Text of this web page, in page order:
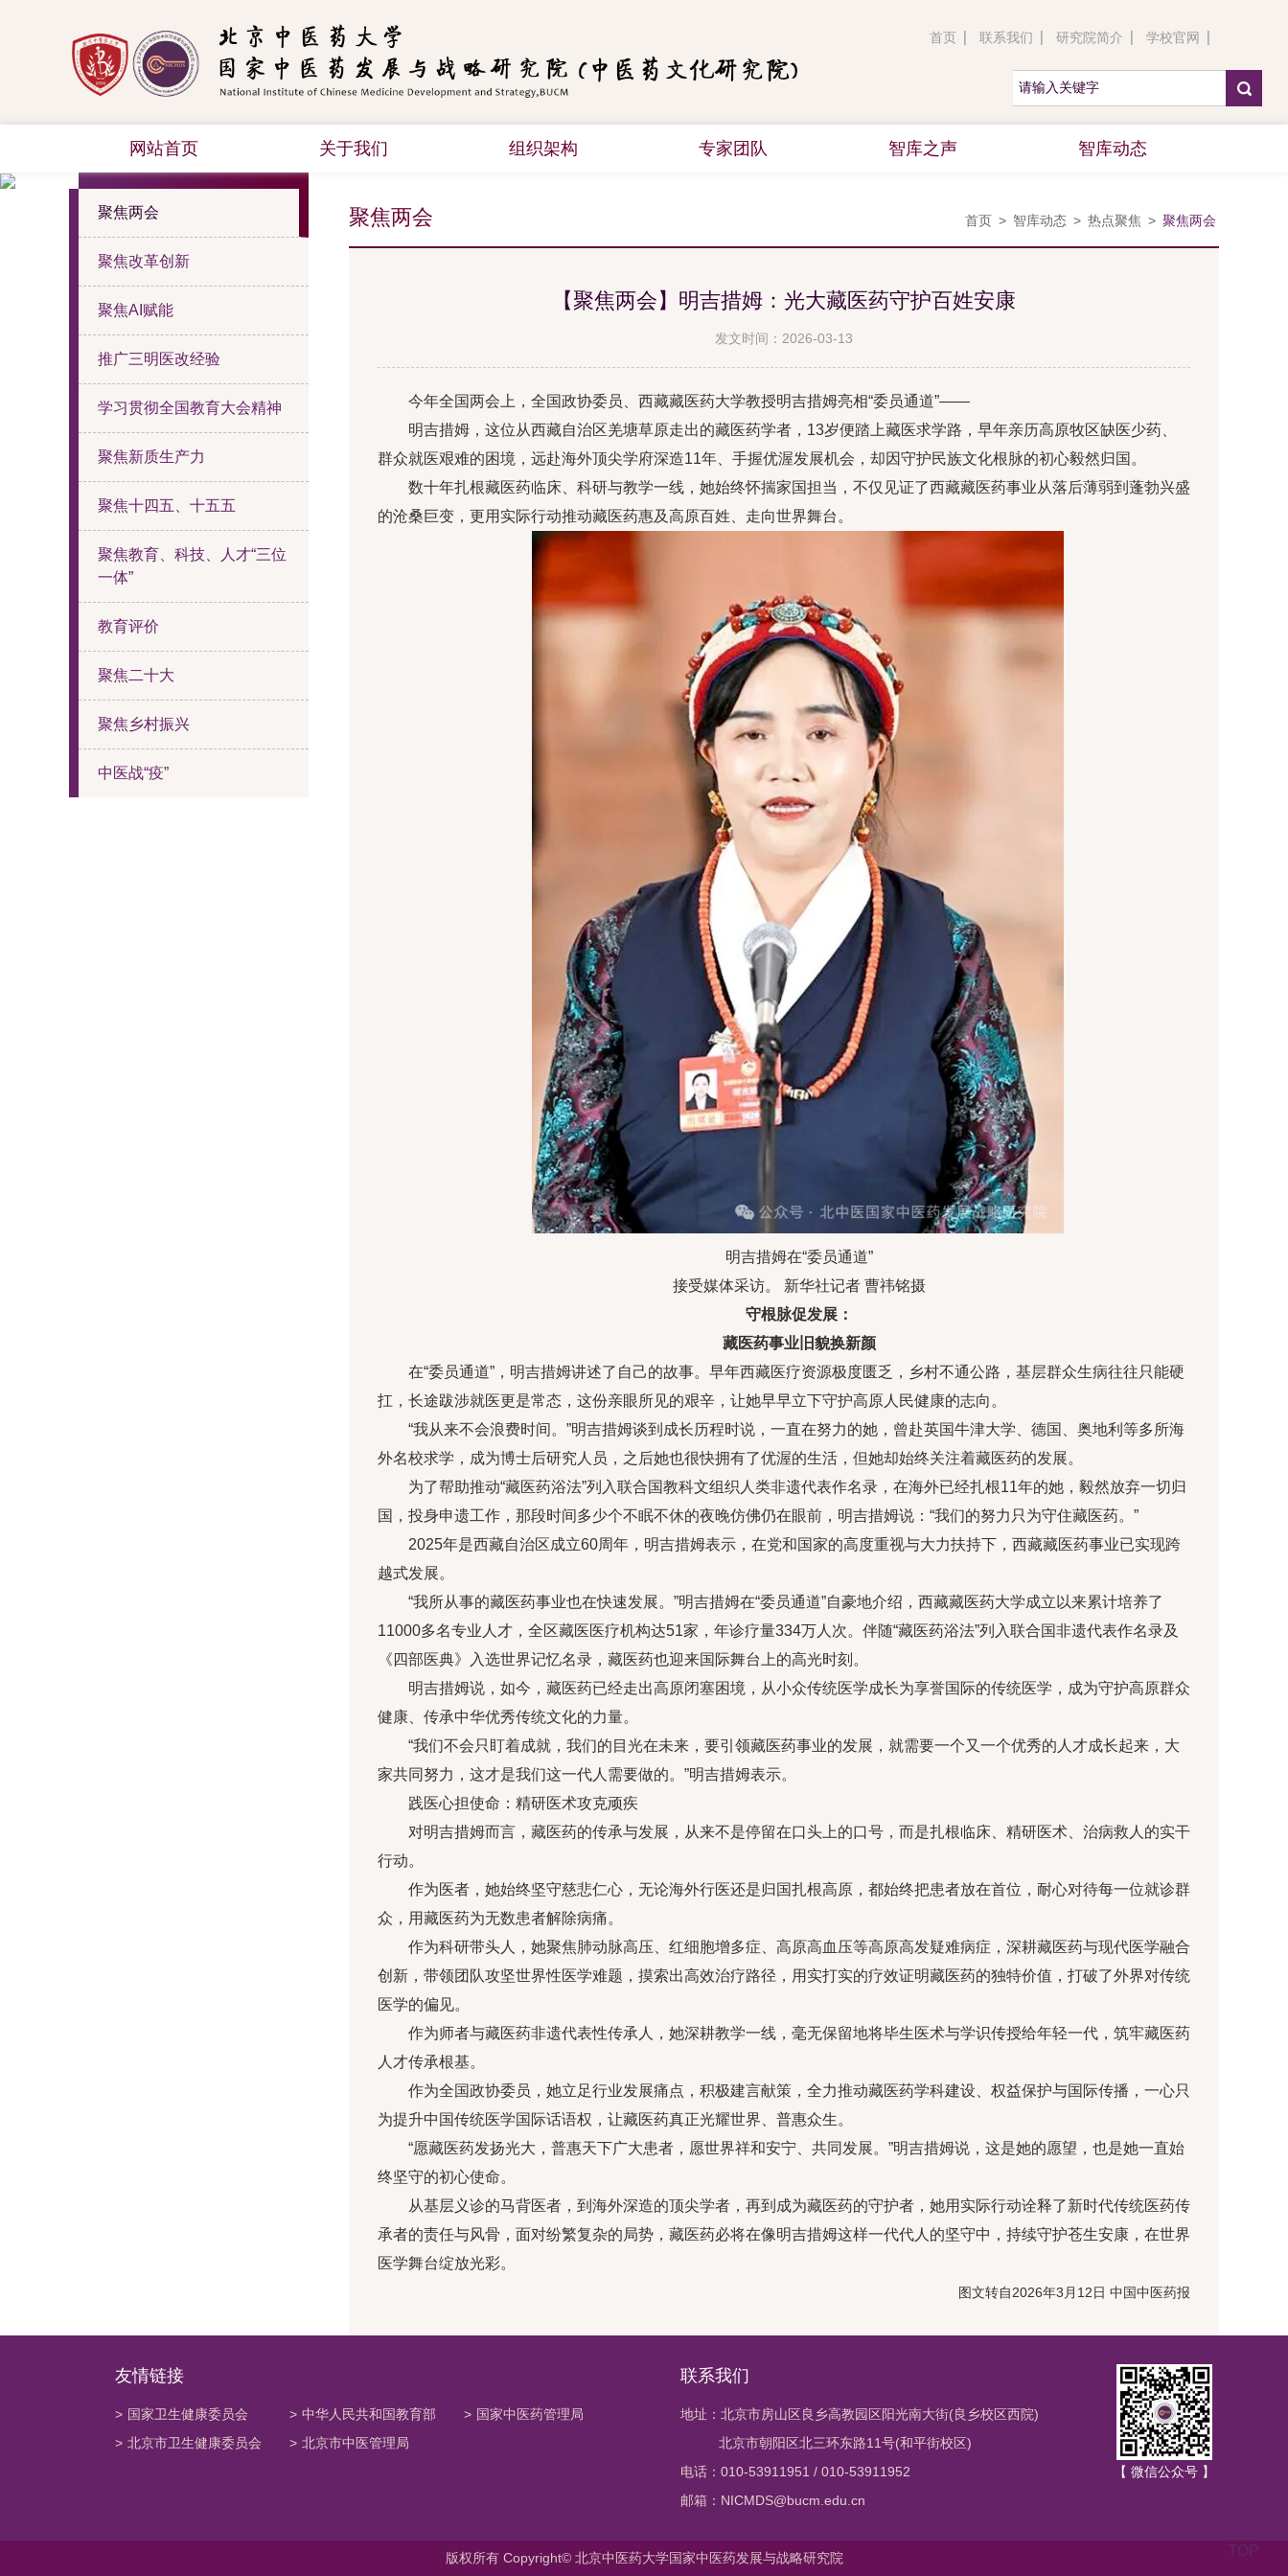
首页 联系我们 研究院简介 学校官网
网站首页 关于我们 组织架构 专家团队 智库之声 智库动态
热点聚焦
聚焦两会
聚焦改革创新
聚焦AI赋能
推广三明医改经验
学习贯彻全国教育大会精神
聚焦新质生产力
聚焦十四五、十五五
聚焦教育、科技、人才“三位
一体”
教育评价
聚焦二十大
聚焦乡村振兴
中医战“疫”
首页 > 智库动态 > 热点聚焦 > 聚焦两会
聚焦两会
【聚焦两会】明吉措姆：光大藏医药守护百姓安康
发文时间：2026-03-13
今年全国两会上，全国政协委员、西藏藏医药大学教授明吉措姆亮相“委员通道”——
明吉措姆，这位从西藏自治区羌塘草原走出的藏医药学者，13岁便踏上藏医求学路，早年亲历高原牧区缺医少药、
群众就医艰难的困境，远赴海外顶尖学府深造11年、手握优渥发展机会，却因守护民族文化根脉的初心毅然归国。
数十年扎根藏医药临床、科研与教学一线，她始终怀揣家国担当，不仅见证了西藏藏医药事业从落后薄弱到蓬勃兴盛
的沧桑巨变，更用实际行动推动藏医药惠及高原百姓、走向世界舞台。
明吉措姆在“委员通道”
接受媒体采访。 新华社记者 曹祎铭摄
守根脉促发展：
藏医药事业旧貌换新颜
在“委员通道”，明吉措姆讲述了自己的故事。早年西藏医疗资源极度匮乏，乡村不通公路，基层群众生病往往只能硬
扛，长途跋涉就医更是常态，这份亲眼所见的艰辛，让她早早立下守护高原人民健康的志向。
“我从来不会浪费时间。”明吉措姆谈到成长历程时说，一直在努力的她，曾赴英国牛津大学、德国、奥地利等多所海
外名校求学，成为博士后研究人员，之后她也很快拥有了优渥的生活，但她却始终关注着藏医药的发展。
为了帮助推动“藏医药浴法”列入联合国教科文组织人类非遗代表作名录，在海外已经扎根11年的她，毅然放弃一切归
国，投身申遗工作，那段时间多少个不眠不休的夜晚仿佛仍在眼前，明吉措姆说：“我们的努力只为守住藏医药。”
2025年是西藏自治区成立60周年，明吉措姆表示，在党和国家的高度重视与大力扶持下，西藏藏医药事业已实现跨
越式发展。
“我所从事的藏医药事业也在快速发展。”明吉措姆在“委员通道”自豪地介绍，西藏藏医药大学成立以来累计培养了
11000多名专业人才，全区藏医医疗机构达51家，年诊疗量334万人次。伴随“藏医药浴法”列入联合国非遗代表作名录及
《四部医典》入选世界记忆名录，藏医药也迎来国际舞台上的高光时刻。
明吉措姆说，如今，藏医药已经走出高原闭塞困境，从小众传统医学成长为享誉国际的传统医学，成为守护高原群众
健康、传承中华优秀传统文化的力量。
“我们不会只盯着成就，我们的目光在未来，要引领藏医药事业的发展，就需要一个又一个优秀的人才成长起来，大
家共同努力，这才是我们这一代人需要做的。”明吉措姆表示。
践医心担使命：精研医术攻克顽疾
对明吉措姆而言，藏医药的传承与发展，从来不是停留在口头上的口号，而是扎根临床、精研医术、治病救人的实干
行动。
作为医者，她始终坚守慈悲仁心，无论海外行医还是归国扎根高原，都始终把患者放在首位，耐心对待每一位就诊群
众，用藏医药为无数患者解除病痛。
作为科研带头人，她聚焦肺动脉高压、红细胞增多症、高原高血压等高原高发疑难病症，深耕藏医药与现代医学融合
创新，带领团队攻坚世界性医学难题，摸索出高效治疗路径，用实打实的疗效证明藏医药的独特价值，打破了外界对传统
医学的偏见。
作为师者与藏医药非遗代表性传承人，她深耕教学一线，毫无保留地将毕生医术与学识传授给年轻一代，筑牢藏医药
人才传承根基。
作为全国政协委员，她立足行业发展痛点，积极建言献策，全力推动藏医药学科建设、权益保护与国际传播，一心只
为提升中国传统医学国际话语权，让藏医药真正光耀世界、普惠众生。
“愿藏医药发扬光大，普惠天下广大患者，愿世界祥和安宁、共同发展。”明吉措姆说，这是她的愿望，也是她一直始
终坚守的初心使命。
从基层义诊的马背医者，到海外深造的顶尖学者，再到成为藏医药的守护者，她用实际行动诠释了新时代传统医药传
承者的责任与风骨，面对纷繁复杂的局势，藏医药必将在像明吉措姆这样一代代人的坚守中，持续守护苍生安康，在世界
医学舞台绽放光彩。
图文转自2026年3月12日 中国中医药报
友情链接
> 国家卫生健康委员会 > 中华人民共和国教育部 > 国家中医药管理局
> 北京市卫生健康委员会 > 北京市中医管理局
联系我们
地址：北京市房山区良乡高教园区阳光南大街(良乡校区西院)
北京市朝阳区北三环东路11号(和平街校区)
电话：010-53911951 / 010-53911952
邮箱：NICMDS@bucm.edu.cn
【 微信公众号 】
版权所有 Copyright© 北京中医药大学国家中医药发展与战略研究院